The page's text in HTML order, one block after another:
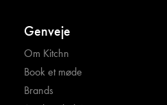
Genveje
Om Kitchn
Book et møde
Brands